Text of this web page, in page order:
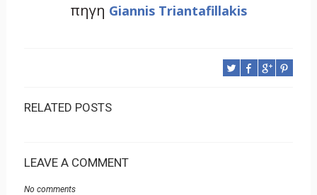
πηγη Giannis Triantafillakis
RELATED POSTS
LEAVE A COMMENT
No comments